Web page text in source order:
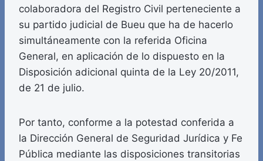
colaboradora del Registro Civil perteneciente a
su partido judicial de Bueu que ha de hacerlo
simultáneamente con la referida Oficina
General, en aplicación de lo dispuesto en la
Disposición adicional quinta de la Ley 20/2011,
de 21 de julio.
Por tanto, conforme a la potestad conferida a
la Dirección General de Seguridad Jurídica y Fe
Pública mediante las disposiciones transitorias